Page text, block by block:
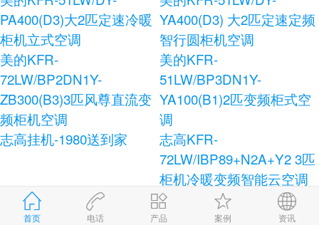
首页 电话 产品 案例 资讯
PA400(D3)大2匹定速冷暖
柜机立式空调
YA400(D3) 大2匹定速定频
智行圆柜机空调
美的KFR-
72LW/BP2DN1Y-
ZB300(B3)3匹风尊直流变
频柜机空调
美的KFR-
51LW/BP3DN1Y-
YA100(B1)2匹变频柜式空
调
志高挂机-1980送到家
志高KFR-
72LW/IBP89+N2A+Y2 3匹
柜机冷暖变频智能云空调
志高KFR-120LW/E41+N3
柜式空调
志高KFR-72LW/AS36+N3
健康宝独立除湿柜式空调